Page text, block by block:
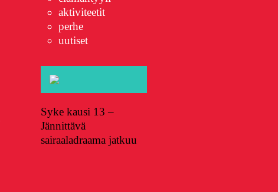
aktiviteetit
perhe
uutiset
Syke kausi 13 –
Jännittävä
sairaaladraama jatkuu